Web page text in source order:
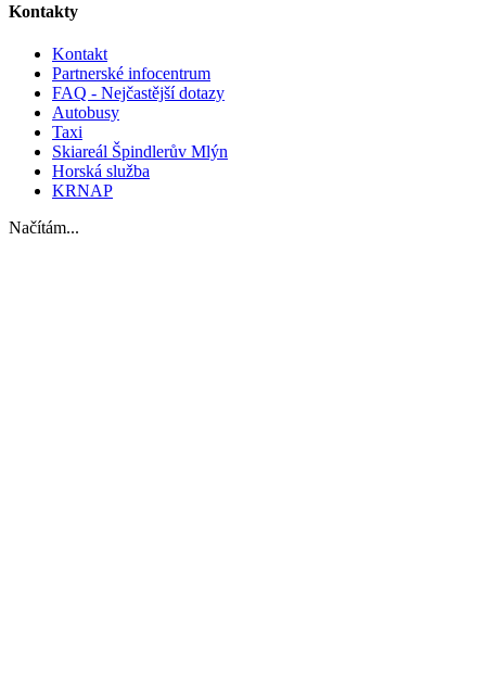
Kontakty
Kontakt
Partnerské infocentrum
FAQ - Nejčastější dotazy
Autobusy
Taxi
Skiareál Špindlerův Mlýn
Horská služba
KRNAP
Načítám...